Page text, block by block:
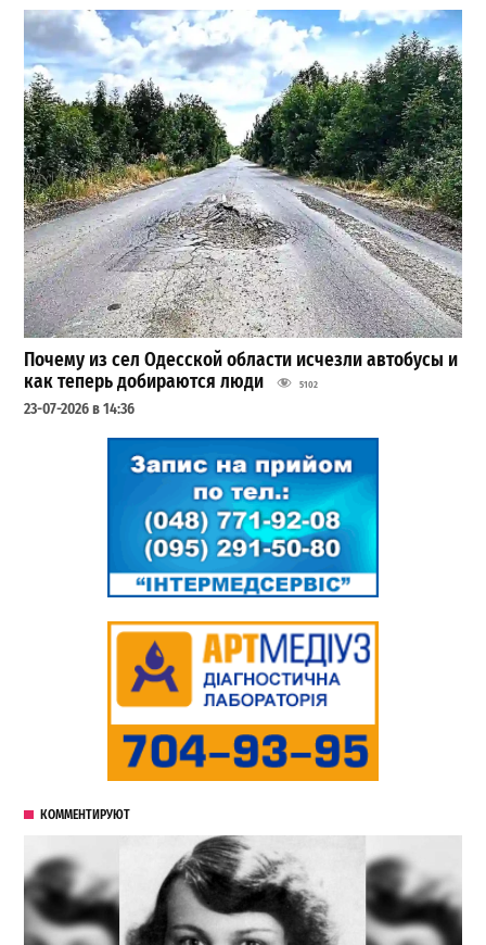
Почему из сел Одесской области исчезли автобусы и
как теперь добираются люди
5102
23-07-2026 в 14:36
КОММЕНТИРУЮТ